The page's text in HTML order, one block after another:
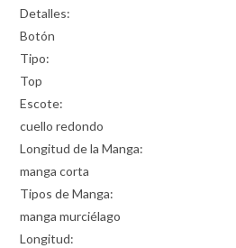
Detalles:
Botón
Tipo:
Top
Escote:
cuello redondo
Longitud de la Manga:
manga corta
Tipos de Manga:
manga murciélago
Longitud: